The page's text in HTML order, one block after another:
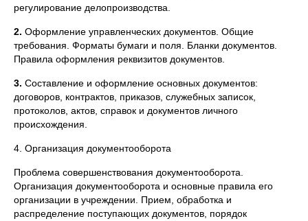
регулирование делопроизводства.
2. Оформление управленческих документов. Общие
требования. Форматы бумаги и поля. Бланки документов.
Правила оформления реквизитов документов.
3. Составление и оформление основных документов:
договоров, контрактов, приказов, служебных записок,
протоколов, актов, справок и документов личного
происхождения.
4. Организация документооборота
Проблема совершенствования документооборота.
Организация документооборота и основные правила его
организации в учреждении. Прием, обработка и
распределение поступающих документов, порядок